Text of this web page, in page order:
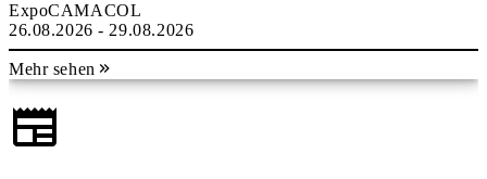
ExpoCAMACOL
26.08.2026 - 29.08.2026
Mehr sehen